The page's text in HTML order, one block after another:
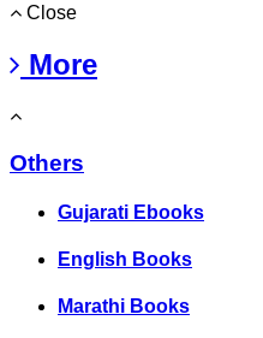
Close
More
Others
Gujarati Ebooks
English Books
Marathi Books